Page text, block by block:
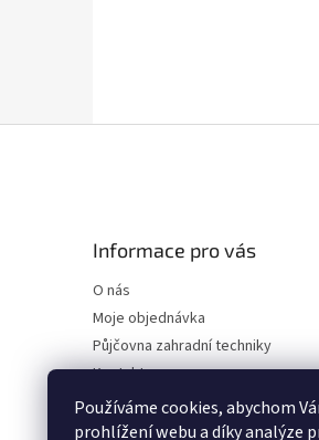
Používáme cookies, abychom
prohlížení webu a díky analýze
Informace pro vás
O nás
Moje objednávka
Půjčovna zahradní techniky
Kontakty
Obchodní podmínky
Podmínky ochrany osobních